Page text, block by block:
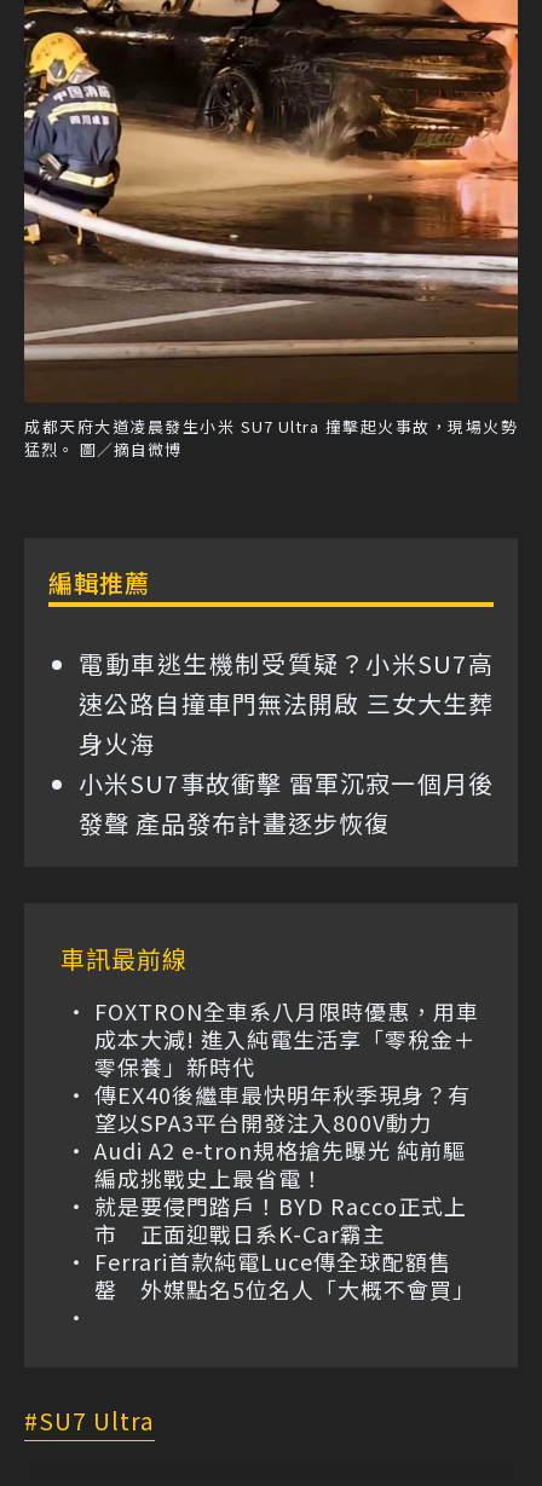
成都天府大道凌晨發生小米 SU7 Ultra 撞擊起火事故，現場火勢
猛烈。 圖／摘自微博
編輯推薦
電動車逃生機制受質疑？小米SU7高
速公路自撞車門無法開啟 三女大生葬
身火海
小米SU7事故衝擊 雷軍沉寂一個月後
發聲 產品發布計畫逐步恢復
車訊最前線
FOXTRON全車系八月限時優惠，用車
成本大減! 進入純電生活享「零稅金＋
零保養」新時代
傳EX40後繼車最快明年秋季現身？有
望以SPA3平台開發注入800V動力
Audi A2 e-tron規格搶先曝光 純前驅
編成挑戰史上最省電！
就是要侵門踏戶！BYD Racco正式上
市 正面迎戰日系K-Car霸主
Ferrari首款純電Luce傳全球配額售
罄 外媒點名5位名人「大概不會買」
SU7 Ultra